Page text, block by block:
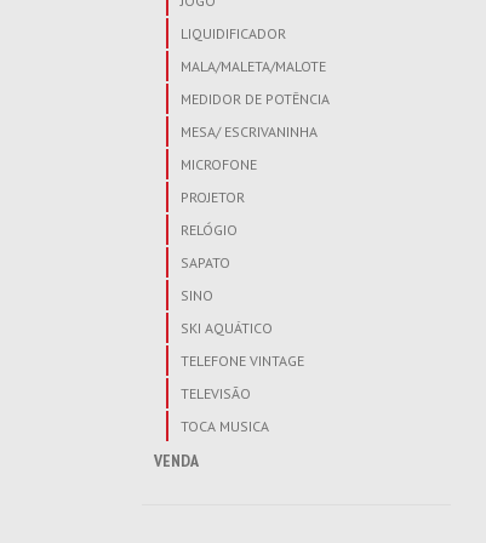
LIQUIDIFICADOR
MALA/MALETA/MALOTE
MEDIDOR DE POTÊNCIA
MESA/ ESCRIVANINHA
MICROFONE
PROJETOR
RELÓGIO
SAPATO
SINO
SKI AQUÁTICO
TELEFONE VINTAGE
TELEVISÃO
TOCA MUSICA
VENDA